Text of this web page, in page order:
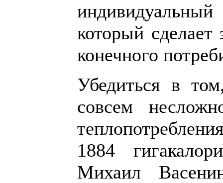
который
конечного
Убедиться в
совсем
1884
Михаил